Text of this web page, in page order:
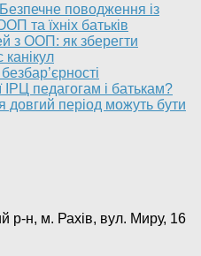
поводження із
та їхніх батьків
з ООП: як зберегти
канікул
педагогам і батькам?
довгий період можуть бути
р-н, м. Рахів, вул. Миру, 16